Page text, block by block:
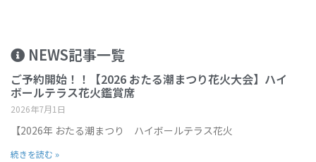
NEWS記事一覧
ご予約開始！！【2026 おたる潮まつり花火大会】ハイ
ボールテラス花火鑑賞席
2026年7月1日
【2026年 おたる潮まつり ハイボールテラス花火
続きを読む »